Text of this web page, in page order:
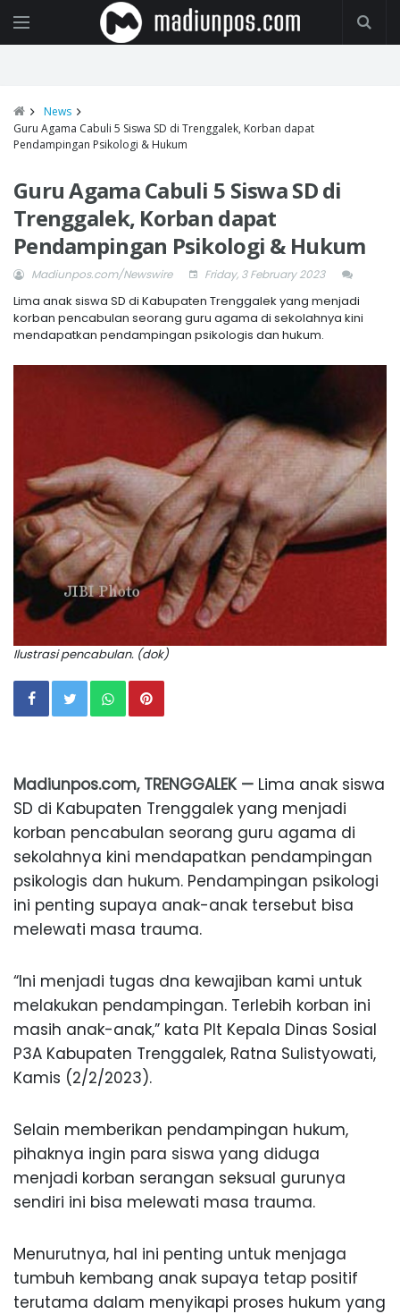
News
Guru Agama Cabuli 5 Siswa SD di Trenggalek, Korban dapat
Pendampingan Psikologi & Hukum
Guru Agama Cabuli 5 Siswa SD di
Trenggalek, Korban dapat
Pendampingan Psikologi & Hukum
Madiunpos.com/Newswire Friday, 3 February 2023
Lima anak siswa SD di Kabupaten Trenggalek yang menjadi
korban pencabulan seorang guru agama di sekolahnya kini
mendapatkan pendampingan psikologis dan hukum.
Ilustrasi pencabulan. (dok)
Madiunpos.com, TRENGGALEK — Lima anak siswa
SD di Kabupaten Trenggalek yang menjadi
korban pencabulan seorang guru agama di
sekolahnya kini mendapatkan pendampingan
psikologis dan hukum. Pendampingan psikologi
ini penting supaya anak-anak tersebut bisa
melewati masa trauma.
“Ini menjadi tugas dna kewajiban kami untuk
melakukan pendampingan. Terlebih korban ini
masih anak-anak,” kata Plt Kepala Dinas Sosial
P3A Kabupaten Trenggalek, Ratna Sulistyowati,
Kamis (2/2/2023).
Selain memberikan pendampingan hukum,
pihaknya ingin para siswa yang diduga
menjadi korban serangan seksual gurunya
sendiri ini bisa melewati masa trauma.
Menurutnya, hal ini penting untuk menjaga
tumbuh kembang anak supaya tetap positif
terutama dalam menyikapi proses hukum yang